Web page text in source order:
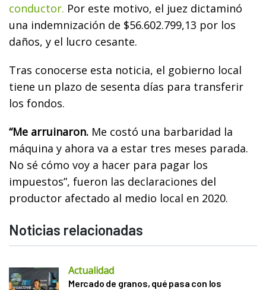
conductor. Por este motivo, el juez dictaminó
una indemnización de $56.602.799,13 por los
daños, y el lucro cesante.
Tras conocerse esta noticia, el gobierno local
tiene un plazo de sesenta días para transferir
los fondos.
“Me arruinaron. Me costó una barbaridad la
máquina y ahora va a estar tres meses parada.
No sé cómo voy a hacer para pagar los
impuestos”, fueron las declaraciones del
productor afectado al medio local en 2020.
Noticias relacionadas
Actualidad
Mercado de granos, qué pasa con los